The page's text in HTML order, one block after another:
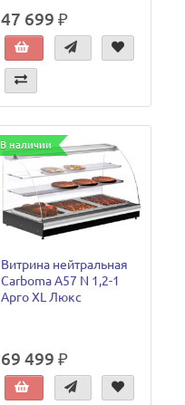
47 699 ₽
В наличии
Витрина нейтральная
Carboma А57 N 1,2-1
Арго XL Люкс
69 499 ₽